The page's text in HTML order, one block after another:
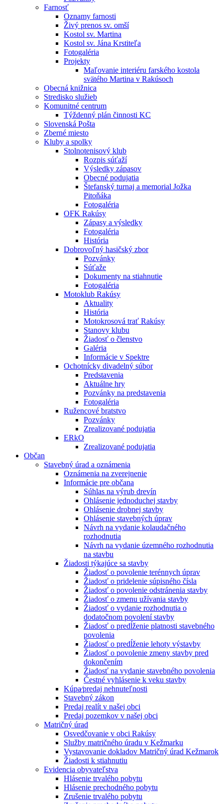
Farnosť
Oznamy farnosti
Živý prenos sv. omší
Kostol sv. Martina
Kostol sv. Jána Krstiteľa
Fotogaléria
Projekty
Maľovanie interiéru farského kostola
svätého Martina v Rakúsoch
Obecná knižnica
Stredisko služieb
Komunitné centrum
Týždenný plán činnosti KC
Slovenská Pošta
Zberné miesto
Kluby a spolky
Stolnotenisový klub
Rozpis súťaží
Výsledky zápasov
Obecné podujatia
Štefanský turnaj a memorial Jožka
Pitoňáka
Fotogaléria
OFK Rakúsy
Zápasy a výsledky
Fotogaléria
História
Dobrovoľný hasičský zbor
Pozvánky
Súťaže
Dokumenty na stiahnutie
Fotogaléria
Motoklub Rakúsy
Aktuality
História
Motokrosová trať Rakúsy
Stanovy klubu
Žiadosť o členstvo
Galéria
Informácie v Spektre
Ochotnícky divadelný súbor
Predstavenia
Aktuálne hry
Pozvánky na predstavenia
Fotogaléria
Ružencové bratstvo
Pozvánky
Zrealizované podujatia
ERkO
Zrealizované podujatia
Občan
Stavebný úrad a oznámenia
Oznámenia na zverejnenie
Informácie pre občana
Súhlas na výrub drevín
Ohlásenie jednoduchej stavby
Ohlásenie drobnej stavby
Ohlásenie stavebných úprav
Návrh na vydanie kolaudačného
rozhodnutia
Návrh na vydanie územného rozhodnutia
na stavbu
Žiadosti týkajúce sa stavby
Žiadosť o povolenie terénnych úprav
Žiadosť o pridelenie súpisného čísla
Žiadosť o povolenie odstránenia stavby
Žiadosť o zmenu užívania stavby
Žiadosť o vydanie rozhodnutia o
dodatočnom povolení stavby
Žiadosť o predĺženie platnosti stavebného
povolenia
Žiadosť o predĺženie lehoty výstavby
Žiadosť o povolenie zmeny stavby pred
dokončením
Žiadosť na vydanie stavebného povolenia
Čestné vyhlásenie k veku stavby
Kúpa⁄predaj nehnuteľnosti
Stavebný zákon
Predaj realít v našej obci
Predaj pozemkov v našej obci
Matričný úrad
Osvedčovanie v obci Rakúsy
Služby matričného úradu v Kežmarku
Vystavovanie dokladov Matričný úrad Kežmarok
Žiadosti k stiahnutiu
Evidencia obyvateľstva
Hlásenie trvalého pobytu
Hlásenie prechodného pobytu
Zrušenie trvalého pobytu